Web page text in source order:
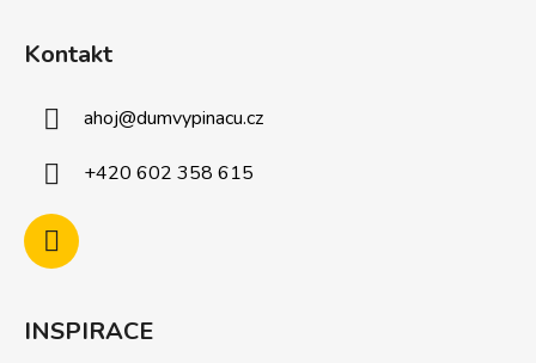
Kontakt
ahoj@dumvypinacu.cz
+420 602 358 615
INSPIRACE